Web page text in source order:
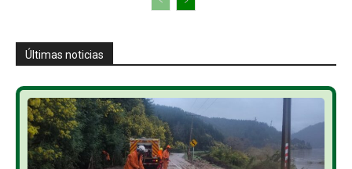
Últimas noticias